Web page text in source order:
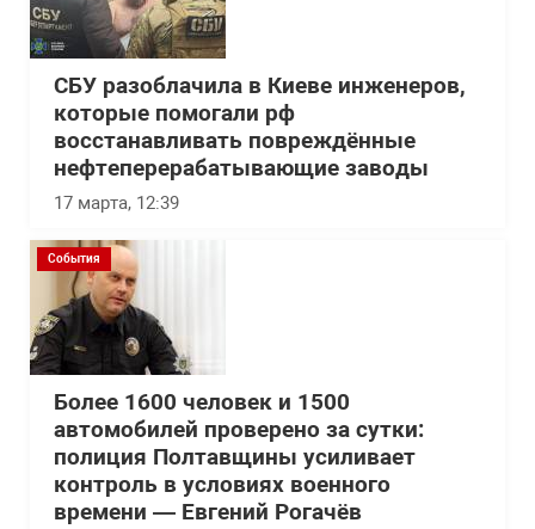
СБУ разоблачила в Киеве инженеров,
которые помогали рф
восстанавливать повреждённые
нефтеперерабатывающие заводы
17 марта, 12:39
События
Более 1600 человек и 1500
автомобилей проверено за сутки:
полиция Полтавщины усиливает
контроль в условиях военного
времени — Евгений Рогачёв